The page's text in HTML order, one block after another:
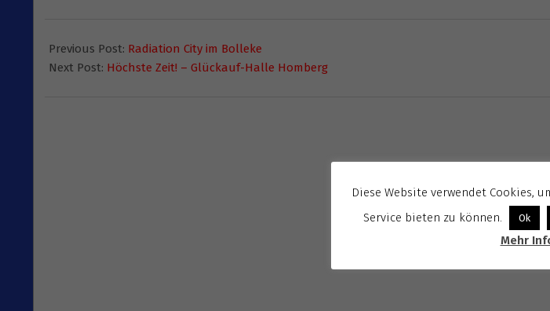
09-
17
Previous Post: Radiation City im Bolleke
Next Post: Höchste Zeit! – Glückauf-Halle Homberg
Diese Website verwendet Cookies,
Service bieten zu können.
Ok
Mehr